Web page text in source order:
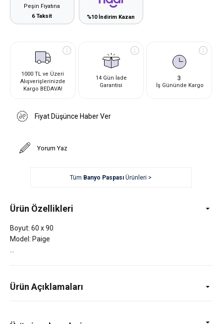
Peşin Fiyatına
6 Taksit
%10 İndirim Kazan
1000 TL ve Üzeri
Alışverişlerinizde
Kargo BEDAVA!
14 Gün İade
Garantisi
3
İş Gününde Kargo
Fiyat Düşünce Haber Ver
Yorum Yaz
Tüm Banyo Paspası Ürünleri >
Ürün Özellikleri
Boyut: 60 x 90
Model: Paige
Ürün Açıklamaları